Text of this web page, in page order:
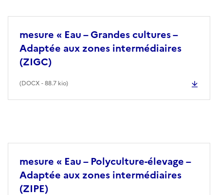
mesure « Eau – Grandes cultures –
Adaptée aux zones intermédiaires
(ZIGC)
(DOCX - 88.7 kio)
mesure « Eau – Polyculture-élevage –
Adaptée aux zones intermédiaires
(ZIPE)